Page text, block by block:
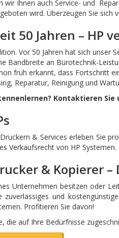
wir Ihnen auch Service- und
wird. Überzeugen Sie sich
50 Jahren – HP
Vor 50 Jahren hat sich unser
Bandbreite an Bürotechnik-
früh erkannt, dass Fortschritt
Reparatur, Reinigung und
Kontaktieren Sie
& Services erleben Sie
Verkaufsrecht von HP
& Kopierer
Unternehmen besitzen oder
zuverlässiges und
Profitieren Sie davon!
die auf Ihre Bedürfnisse